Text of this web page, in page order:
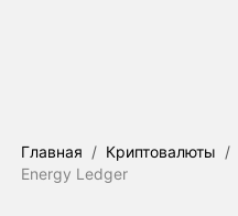
Главная / Криптовалюты /
Energy Ledger